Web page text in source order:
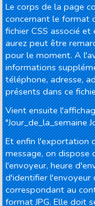
Le corps de la page
concernant le format
fichier CSS associé
aurez peut être
pour le moment. A
informations
téléphone, adresse,
présents dans ce
Vient ensuite
"Jour_de_la_semaine
Et enfin l'exportation
message, on dispose
l'envoyeur, heure
d'identifier l'envoyeur
correspondant au
format JPG. Elle doit